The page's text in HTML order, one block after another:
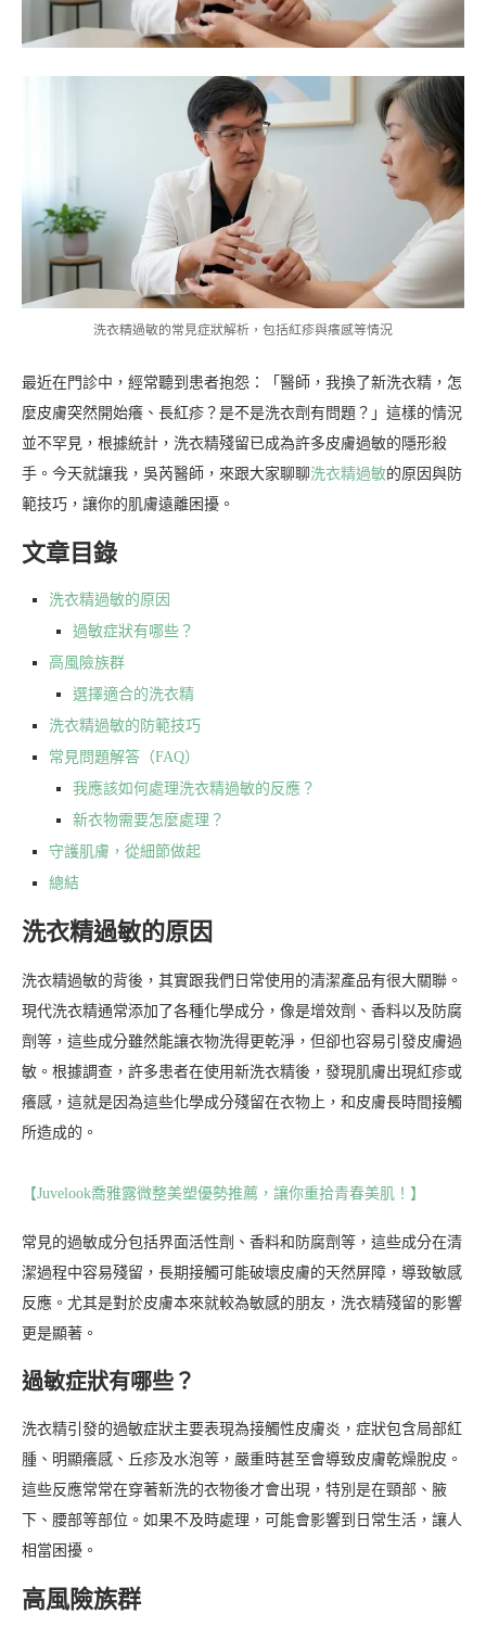
洗衣精過敏的常見症狀解析，包括紅疹與癢感等情況
最近在門診中，經常聽到患者抱怨：「醫師，我換了新洗衣精，怎
麼皮膚突然開始癢、長紅疹？是不是洗衣劑有問題？」這樣的情況
並不罕見，根據統計，洗衣精殘留已成為許多皮膚過敏的隱形殺
手。今天就讓我，吳芮醫師，來跟大家聊聊洗衣精過敏的原因與防
範技巧，讓你的肌膚遠離困擾。
文章目錄
洗衣精過敏的原因
過敏症狀有哪些？
高風險族群
選擇適合的洗衣精
洗衣精過敏的防範技巧
常見問題解答（FAQ）
我應該如何處理洗衣精過敏的反應？
新衣物需要怎麼處理？
守護肌膚，從細節做起
總結
洗衣精過敏的原因
洗衣精過敏的背後，其實跟我們日常使用的清潔產品有很大關聯。
現代洗衣精通常添加了各種化學成分，像是增效劑、香料以及防腐
劑等，這些成分雖然能讓衣物洗得更乾淨，但卻也容易引發皮膚過
敏。根據調查，許多患者在使用新洗衣精後，發現肌膚出現紅疹或
癢感，這就是因為這些化學成分殘留在衣物上，和皮膚長時間接觸
所造成的。
【Juvelook喬雅露微整美塑優勢推薦，讓你重拾青春美肌！】
常見的過敏成分包括界面活性劑、香料和防腐劑等，這些成分在清
潔過程中容易殘留，長期接觸可能破壞皮膚的天然屏障，導致敏感
反應。尤其是對於皮膚本來就較為敏感的朋友，洗衣精殘留的影響
更是顯著。
過敏症狀有哪些？
洗衣精引發的過敏症狀主要表現為接觸性皮膚炎，症狀包含局部紅
腫、明顯癢感、丘疹及水泡等，嚴重時甚至會導致皮膚乾燥脫皮。
這些反應常常在穿著新洗的衣物後才會出現，特別是在頸部、腋
下、腰部等部位。如果不及時處理，可能會影響到日常生活，讓人
相當困擾。
高風險族群